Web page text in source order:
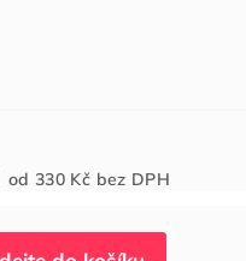
od330 Kč bez DPHcena: